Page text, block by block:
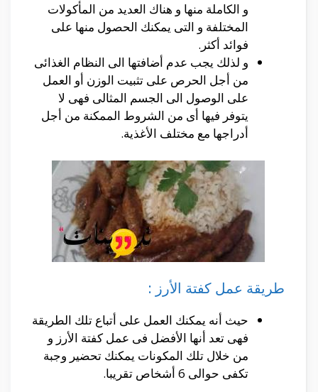
و الكاملة منها و هناك العديد من المأكولات
المختلفة و التى يمكنك الحصول منها على
فوائد أكثر.
و لذلك يجب عدم أضافتها الى النظام الغذائى
من أجل الحرص على تثبيت الوزن أو العمل
على الوصول الى الجسم المثالى فهى لا
يتوفر فيها أى من الشروط الممكنة من أجل
أدراجها مع مختلف الأغذية.
طريقة عمل كفتة الأرز :
حيث أنه يمكنك العمل على أتباع تلك الطريقة
فهى تعد أنها الأفضل فى عمل كفتة الأرز و
من خلال تلك المكونات يمكنك تحضير وجبة
تكفى حوالى 6 أشخاص تقريبا.